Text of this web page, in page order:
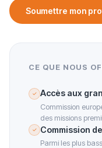
Soumettre mon
CE QUE NOUS
✓ Accès aux
Commission
des missions
✓ Commission
Parmi les plus